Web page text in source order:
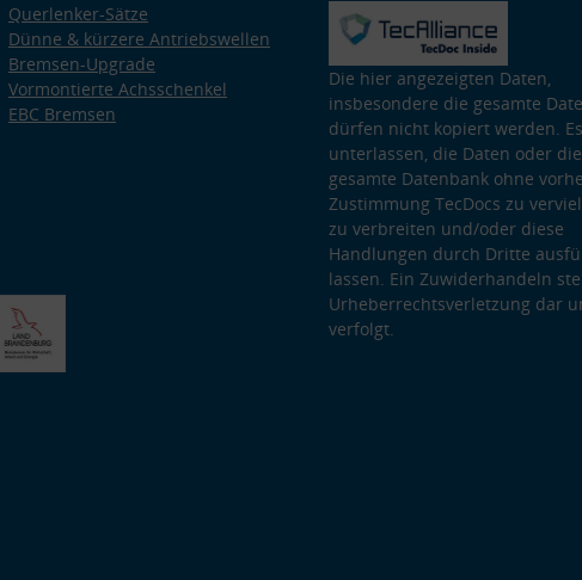
Querlenker-Sätze
Dünne & kürzere Antriebswellen
Bremsen-Upgrade
Vormontierte Achsschenkel
EBC Bremsen
Die hier angezeigten Daten,
insbesondere die gesamte
dürfen nicht kopiert werden.
unterlassen, die Daten oder die
gesamte Datenbank ohne
Zustimmung TecDocs zu
zu verbreiten und/oder diese
Handlungen durch Dritte
lassen. Ein Zuwiderhandeln
Urheberrechtsverletzung dar
verfolgt.